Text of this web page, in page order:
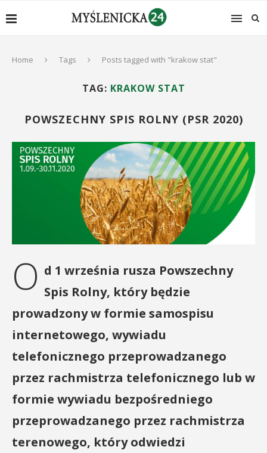
Home Tags Posts tagged with "krakow stat"
TAG: KRAKOW STAT
POWSZECHNY SPIS ROLNY (PSR 2020)
O d 1 września rusza Powszechny
Spis Rolny, który będzie
prowadzony w formie samospisu
internetowego, wywiadu
telefonicznego przeprowadzanego
przez rachmistrza telefonicznego lub w
formie wywiadu bezpośredniego
przeprowadzanego przez rachmistrza
terenowego, który odwiedzi